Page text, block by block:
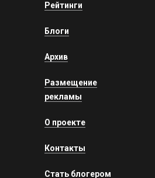
Рейтинги
Блоги
Архив
Размещение
рекламы
О проекте
Контакты
Стать блогером